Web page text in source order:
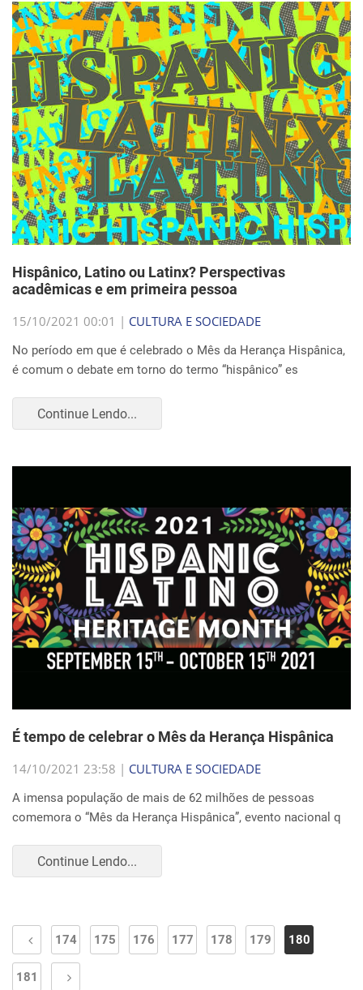
Hispânico, Latino ou Latinx? Perspectivas
acadêmicas e em primeira pessoa
15/10/2021 00:01 | CULTURA E SOCIEDADE
No período em que é celebrado o Mês da Herança Hispânica,
é comum o debate em torno do termo “hispânico” es
Continue Lendo...
É tempo de celebrar o Mês da Herança Hispânica
14/10/2021 23:58 | CULTURA E SOCIEDADE
A imensa população de mais de 62 milhões de pessoas
comemora o “Mês da Herança Hispânica”, evento nacional q
Continue Lendo...
174 175 176 177 178 179 180
181